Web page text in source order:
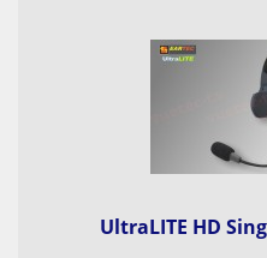
UltraLITE HD